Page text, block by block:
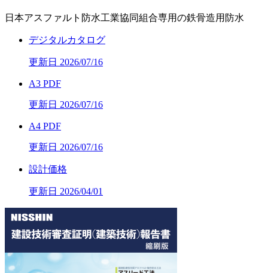
日本アスファルト防水工業協同組合専用の鉄骨造用防水
デジタルカタログ
更新日 2026/07/16
A3 PDF
更新日 2026/07/16
A4 PDF
更新日 2026/07/16
設計価格
更新日 2026/04/01